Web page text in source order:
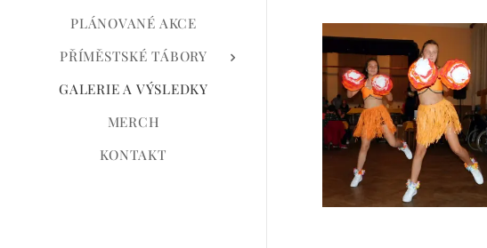
PLÁNOVANÉ AKCE
PŘÍMĚSTSKÉ TÁBORY
GALERIE A VÝSLEDKY
MERCH
KONTAKT